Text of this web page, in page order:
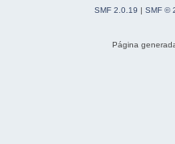
SMF 2.0.19 | SMF ©
Página